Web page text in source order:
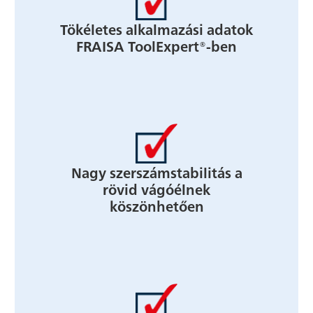
Tökéletes alkalmazási adatok
FRAISA ToolExpert®-ben
Nagy szerszámstabilitás a
rövid vágóélnek
köszönhetően